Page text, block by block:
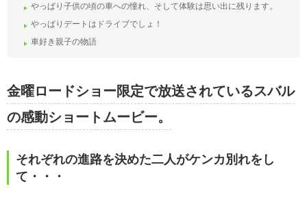
やっぱり子供の頃の車への憧れ、そして体験は思い出に残ります。
やっぱりデートはドライブでしょ！
車好き親子の物語
金曜ロードショー限定で放送されているスバル
の感動ショートムービー。
それぞれの進路を決めた二人がケンカ別れをし
て・・・